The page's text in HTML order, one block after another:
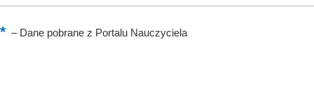
–Dane pobrane z Portalu Nauczyciela